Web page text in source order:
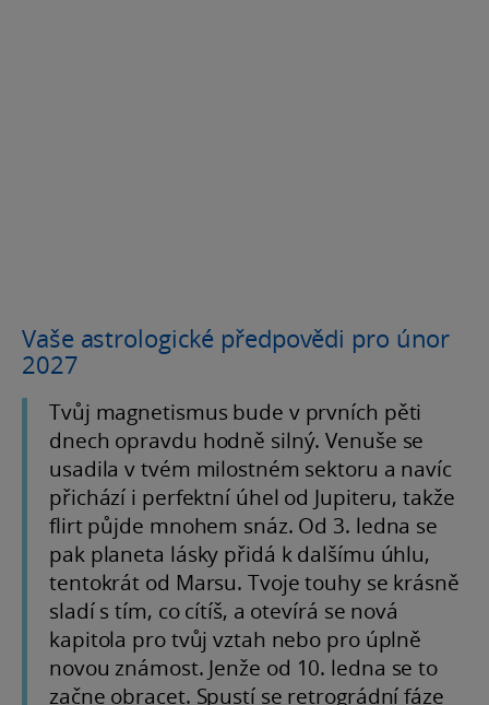
Vaše astrologické předpovědi pro únor
2027
Tvůj magnetismus bude v prvních pěti
dnech opravdu hodně silný. Venuše se
usadila v tvém milostném sektoru a navíc
přichází i perfektní úhel od Jupiteru, takže
flirt půjde mnohem snáz. Od 3. ledna se
pak planeta lásky přidá k dalšímu úhlu,
tentokrát od Marsu. Tvoje touhy se krásně
sladí s tím, co cítíš, a otevírá se nová
kapitola pro tvůj vztah nebo pro úplně
novou známost. Jenže od 10. ledna se to
začne obracet. Spustí se retrográdní fáze